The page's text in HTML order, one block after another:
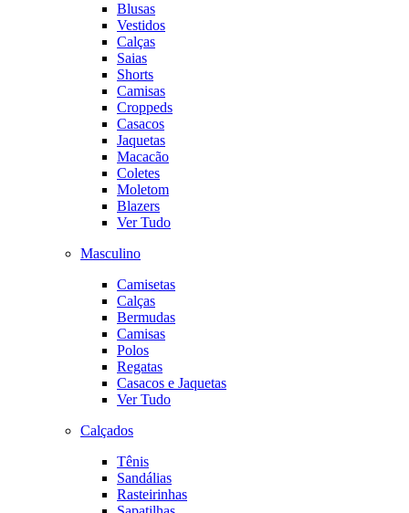
Blusas
Vestidos
Calças
Saias
Shorts
Camisas
Croppeds
Casacos
Jaquetas
Macacão
Coletes
Moletom
Blazers
Ver Tudo
Masculino
Camisetas
Calças
Bermudas
Camisas
Polos
Regatas
Casacos e Jaquetas
Ver Tudo
Calçados
Tênis
Sandálias
Rasteirinhas